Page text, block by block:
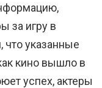
за игру в
указанные
кино вышло в
успех, актеры